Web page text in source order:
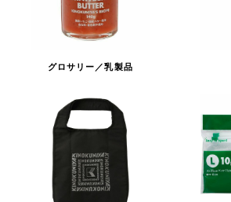
グロサリー／乳製品